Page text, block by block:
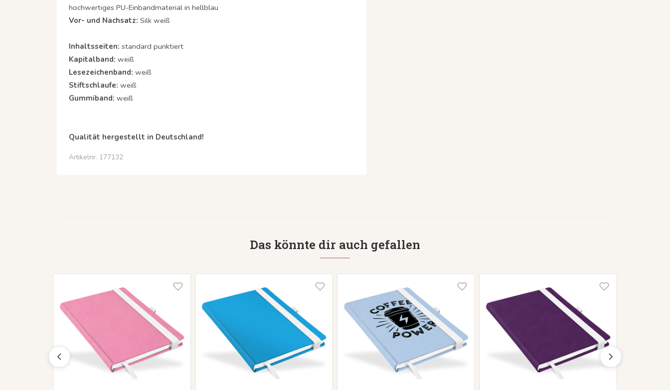
hochwertiges PU-Einbandmaterial in hellblau
Vor- und Nachsatz: Silk weiß
Inhaltsseiten: standard punktiert
Kapitalband: weiß
Lesezeichenband: weiß
Stiftschlaufe: weiß
Gummiband: weiß
Qualität hergestellt in Deutschland!
Artikelnr. 177132
Das könnte dir auch gefallen